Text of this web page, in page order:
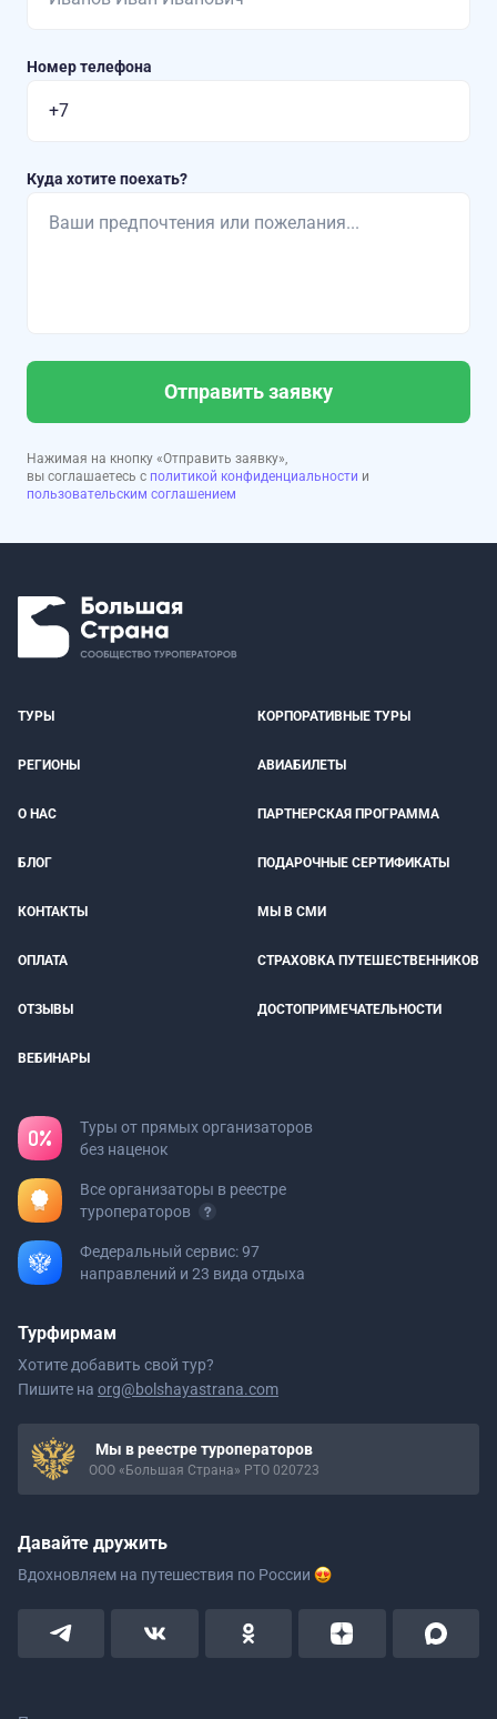
Номер телефона
Куда хотите поехать?
Отправить заявку
Нажимая на кнопку «Отправить заявку»,
вы соглашаетесь с политикой конфиденциальности и
пользовательским соглашением
ТУРЫ КОРПОРАТИВНЫЕ ТУРЫ
РЕГИОНЫ АВИАБИЛЕТЫ
О НАС ПАРТНЕРСКАЯ ПРОГРАММА
БЛОГ ПОДАРОЧНЫЕ СЕРТИФИКАТЫ
КОНТАКТЫ МЫ В СМИ
ОПЛАТА СТРАХОВКА ПУТЕШЕСТВЕННИКОВ
ОТЗЫВЫ ДОСТОПРИМЕЧАТЕЛЬНОСТИ
ВЕБИНАРЫ
Туры от прямых организаторов
без наценок
Все организаторы в реестре
туроператоров
Федеральный сервис: 97
направлений и 23 вида отдыха
Турфирмам
Хотите добавить свой тур?
Пишите на org@bolshayastrana.com
Мы в реестре туроператоров
ООО «Большая Страна» РТО 020723
Давайте дружить
Вдохновляем на путешествия по России